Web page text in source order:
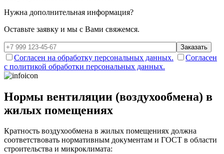
Нужна дополнительная информация?
Оставьте заявку и мы с Вами свяжемся.
Заказать
Согласен на обработку персональных данных.
Согласен
с политикой обработки персональных данных.
Нормы вентиляции (воздухообмена) в
жилых помещениях
Кратность воздухообмена в жилых помещениях должна
соответствовать нормативным документам и ГОСТ в области
строительства и микроклимата: